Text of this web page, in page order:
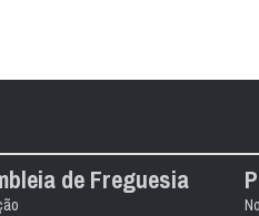
de Freguesia